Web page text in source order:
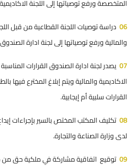
المتخصصة ورفع توصياتها إلى اللجنة
06 دراسة توصيات اللجنة القطاعية من قبل
والمالية ورفع توصياتها إلى لجنة ادارة
07 يصدر لجنة ادارة الصندوق القرارات
الاكاديمية والمالية ويتم إبلاغ المخترع فيها
القرارات سلبية أم إيجابية.
08 تكليف المكتب المختص بالسير بإجراءات
لدى وزارة الصناعة والتجارة.
09 توقيع اتفاقية مشاركة في ملكية حق من